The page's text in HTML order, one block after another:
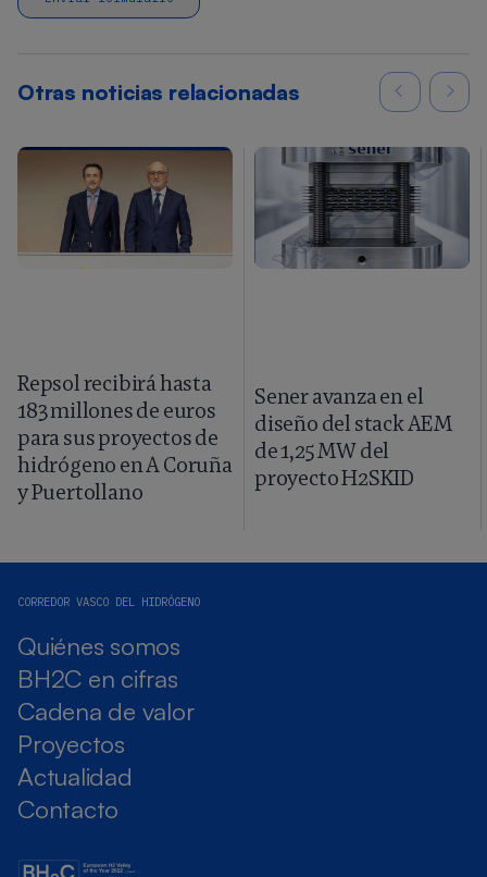
Otras noticias relacionadas
Repsol recibirá hasta
183 millones de euros
para sus proyectos de
hidrógeno en A Coruña
y Puertollano
Sener avanza en el
diseño del stack AEM
de 1,25 MW del
proyecto H2SKID
CORREDOR VASCO DEL HIDRÓGENO
Quiénes somos
BH2C en cifras
Cadena de valor
Proyectos
Actualidad
Contacto